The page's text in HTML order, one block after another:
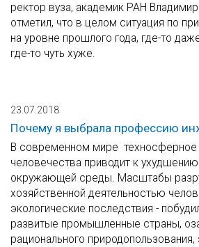
ректор вуза, академик РАН
отметил, что в целом ситуация по
на уровне прошлого года, где-то
где-то чуть хуже.
23.07.2018
Почему я выбрала профессию
В современном мире техносферное
человечества приводит к
окружающей среды. Масштабы
хозяйственной деятельностью
экологические последствия -
развитые промышленные страны,
рационального природопользования,